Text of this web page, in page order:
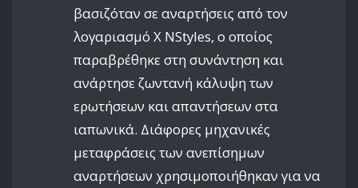
βασιζόταν σε αναρτήσεις από τον
λογαριασμό X NStyles, ο οποίος
παραβρέθηκε στη συνάντηση και
ανάρτησε ζωντανή κάλυψη των
ερωτήσεων και απαντήσεων στα
ιαπωνικά. Διάφορες μηχανικές
μεταφράσεις των ανεπίσημων
αναρτήσεων χρησιμοποιήθηκαν για να